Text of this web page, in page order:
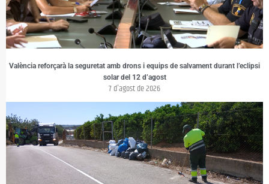
València reforçarà la seguretat amb drons i equips de salvament durant l’eclipsi
solar del 12 d’agost
7 d'agost de 2026